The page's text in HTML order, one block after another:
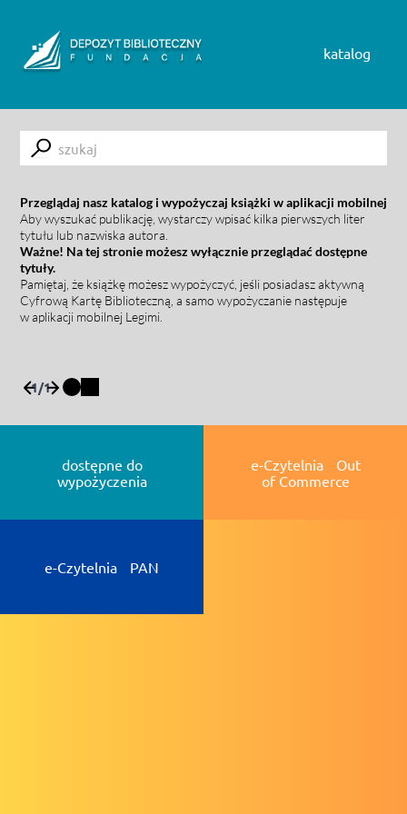
katalog
Submit
Przeglądaj nasz katalog i wypożyczaj książki w aplikacji mobilnej
Aby wyszukać publikację, wystarczy wpisać kilka pierwszych liter
tytułu lub nazwiska autora.
Ważne! Na tej stronie możesz wyłącznie przeglądać dostępne
tytuły.
Pamiętaj, że książkę możesz wypożyczyć, jeśli posiadasz aktywną
Cyfrową Kartę Biblioteczną, a samo wypożyczanie następuje
w aplikacji mobilnej Legimi.
1/1
dostępne do
wypożyczenia
e-Czytelnia Out
of Commerce
e-Czytelnia PAN